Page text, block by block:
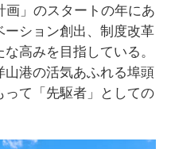
画」のスタートの年にあ
ション創出、制度改革
高みを目指している。
港の活気あふれる埠頭
て「先駆者」としての